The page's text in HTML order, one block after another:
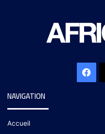
NAVIGATION
Accueil